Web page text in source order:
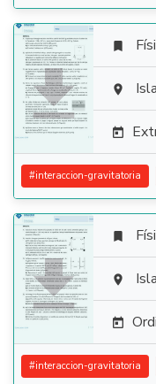




#interaccion-gravitatoria




#interaccion-gravitatoria